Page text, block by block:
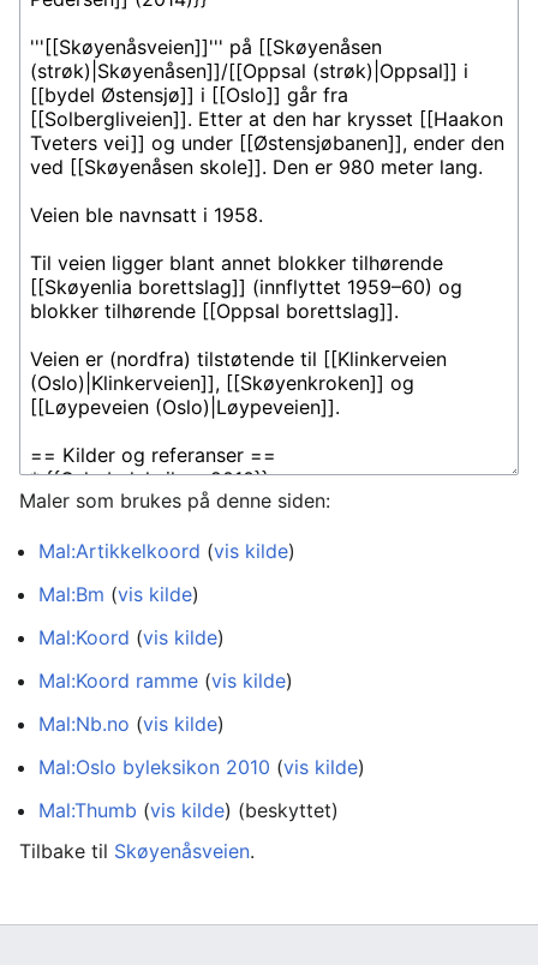
Maler som brukes på denne siden:
Mal:Artikkelkoord (vis kilde)
Mal:Bm (vis kilde)
Mal:Koord (vis kilde)
Mal:Koord ramme (vis kilde)
Mal:Nb.no (vis kilde)
Mal:Oslo byleksikon 2010 (vis kilde)
Mal:Thumb (vis kilde) (beskyttet)
Tilbake til Skøyenåsveien.